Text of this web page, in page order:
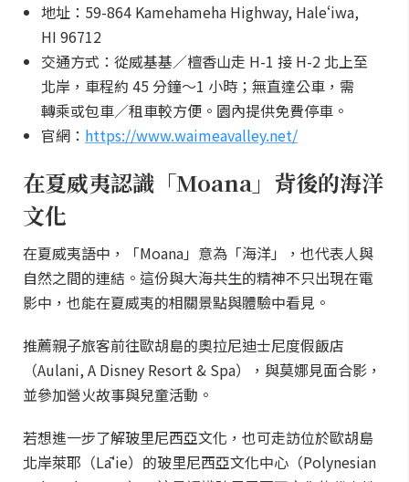
地址：59-864 Kamehameha Highway, Haleʻiwa,
HI 96712
交通方式：從威基基／檀香山走 H-1 接 H-2 北上至
北岸，車程約 45 分鐘～1 小時；無直達公車，需
轉乘或包車／租車較方便。園內提供免費停車。
官網： https://www.waimeavalley.net/
在夏威夷認識「Moana」背後的海洋
文化
在夏威夷語中，「Moana」意為「海洋」，也代表人與
自然之間的連結。這份與大海共生的精神不只出現在電
影中，也能在夏威夷的相關景點與體驗中看見。
推薦親子旅客前往歐胡島的奧拉尼迪士尼度假飯店
（Aulani, A Disney Resort & Spa），與莫娜見面合影，
並參加營火故事與兒童活動。
若想進一步了解玻里尼西亞文化，也可走訪位於歐胡島
北岸萊耶（Lāʻie）的玻里尼西亞文化中心（Polynesian